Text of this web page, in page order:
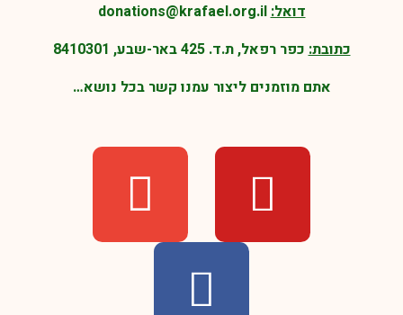
דואל:donations@krafael.org.il
כתובת:כפר רפאל, ת.ד. 425 באר-שבע, 8410301
אתם מוזמנים ליצור עמנו קשר בכל נושא…